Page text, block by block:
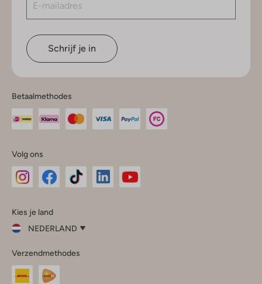
Schrijf je in
Betaalmethodes
Volg ons
InstagramFacebook
Kies je land
NEDERLAND
je
land
Nederland
Verzendmethodes